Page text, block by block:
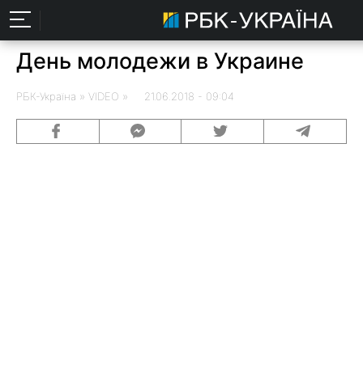
День молодежи в Украине
РБК-Україна » VIDEO » 21.06.2018 - 09:04